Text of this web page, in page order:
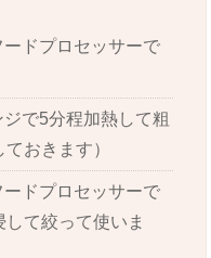
ドプロセッサーで
で5分程加熱して粗
おきます）
ドプロセッサーで
て絞って使いま